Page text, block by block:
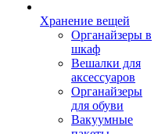
Хранение вещей
Органайзеры в
шкаф
Вешалки для
аксессуаров
Органайзеры
для обуви
Вакуумные